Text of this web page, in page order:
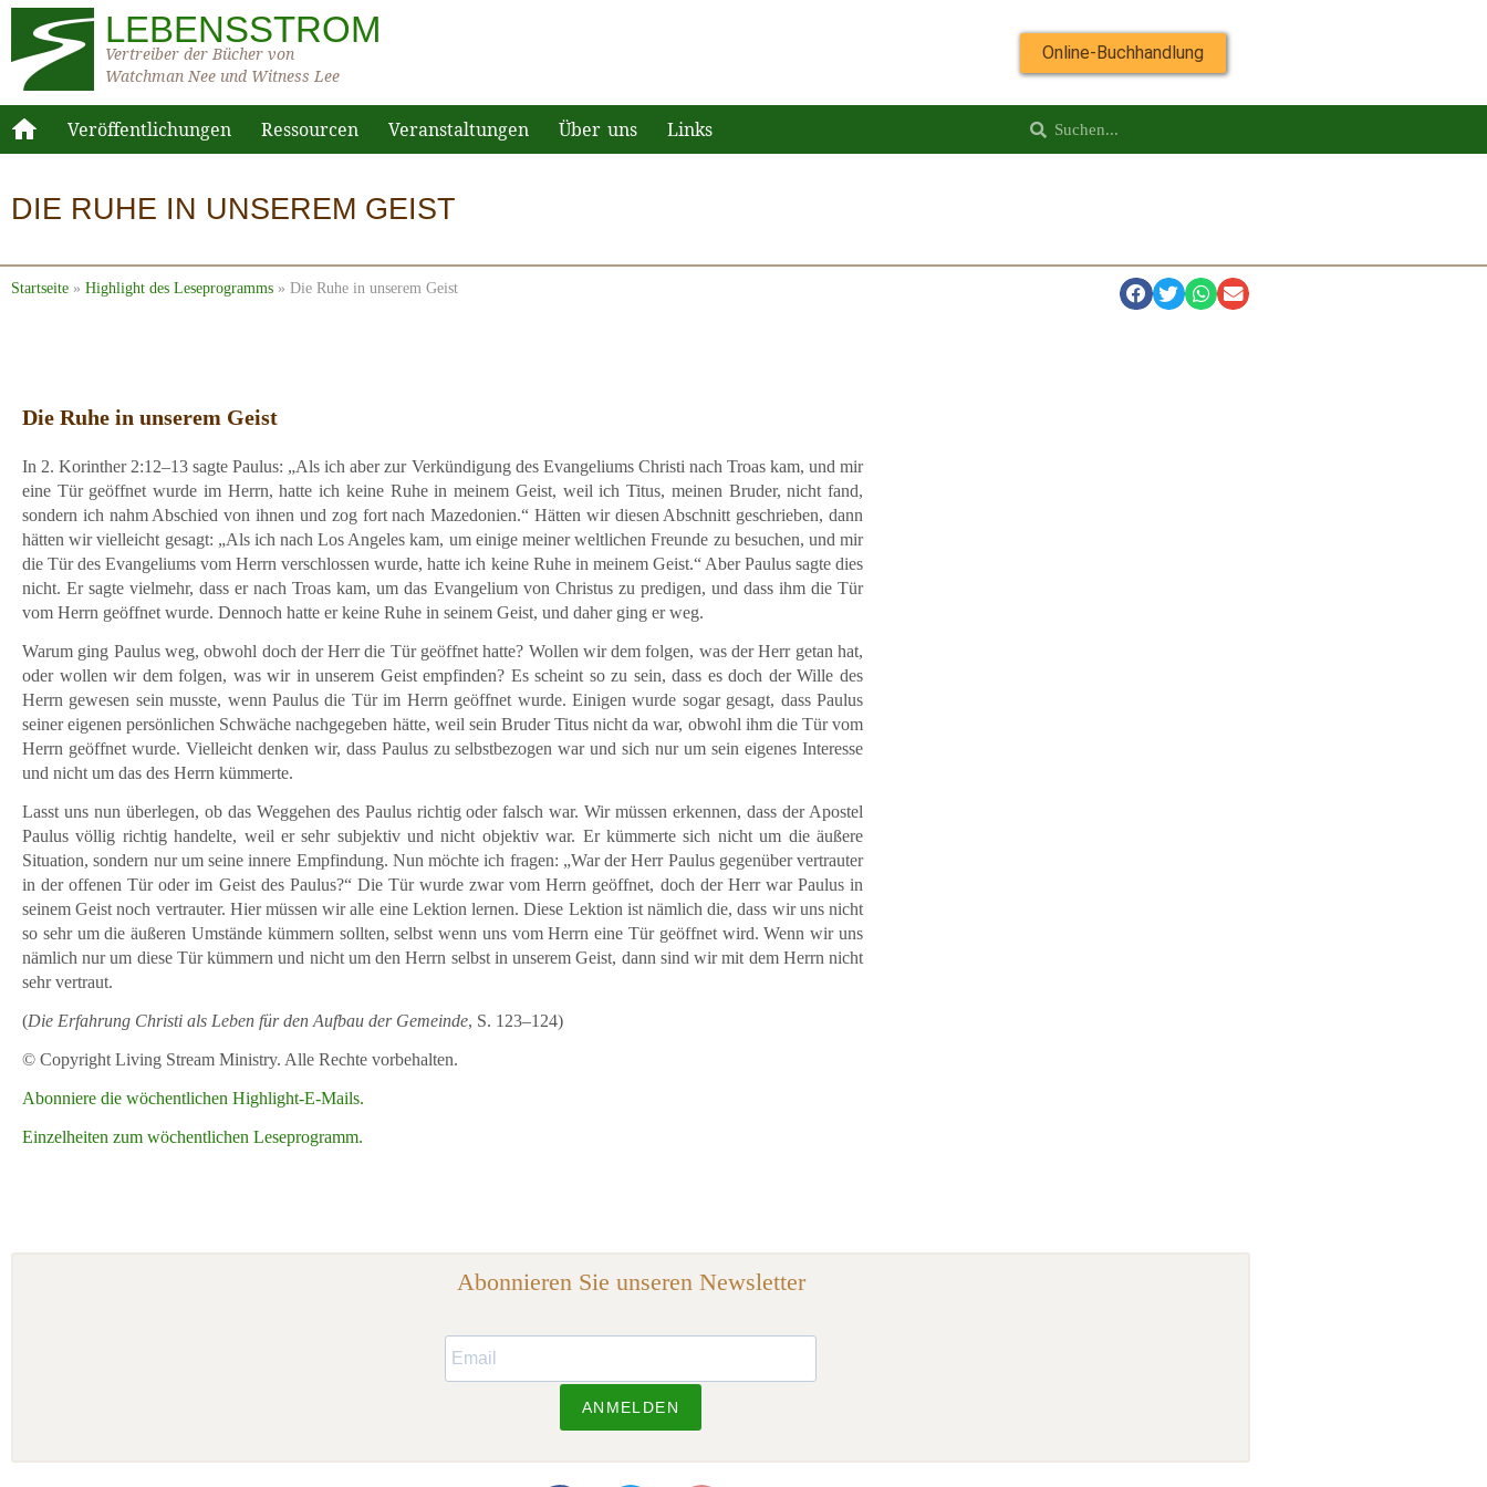
LEBENSSTROM
Vertreiber der Bücher von
Watchman Nee und Witness Lee
Online-Buchhandlung
Veröffentlichungen Ressourcen Veranstaltungen Über uns Links
DIE RUHE IN UNSEREM GEIST
Startseite » Highlight des Leseprogramms » Die Ruhe in unserem Geist
Die Ruhe in unserem Geist
In 2. Korinther 2:12–13 sagte Paulus: „Als ich aber zur Verkündigung des Evangeliums Christi nach Troas kam, und mir
eine Tür geöffnet wurde im Herrn, hatte ich keine Ruhe in meinem Geist, weil ich Titus, meinen Bruder, nicht fand,
sondern ich nahm Abschied von ihnen und zog fort nach Mazedonien.“ Hätten wir diesen Abschnitt geschrieben, dann
hätten wir vielleicht gesagt: „Als ich nach Los Angeles kam, um einige meiner weltlichen Freunde zu besuchen, und mir
die Tür des Evangeliums vom Herrn verschlossen wurde, hatte ich keine Ruhe in meinem Geist.“ Aber Paulus sagte dies
nicht. Er sagte vielmehr, dass er nach Troas kam, um das Evangelium von Christus zu predigen, und dass ihm die Tür
vom Herrn geöffnet wurde. Dennoch hatte er keine Ruhe in seinem Geist, und daher ging er weg.
Warum ging Paulus weg, obwohl doch der Herr die Tür geöffnet hatte? Wollen wir dem folgen, was der Herr getan hat,
oder wollen wir dem folgen, was wir in unserem Geist empfinden? Es scheint so zu sein, dass es doch der Wille des
Herrn gewesen sein musste, wenn Paulus die Tür im Herrn geöffnet wurde. Einigen wurde sogar gesagt, dass Paulus
seiner eigenen persönlichen Schwäche nachgegeben hätte, weil sein Bruder Titus nicht da war, obwohl ihm die Tür vom
Herrn geöffnet wurde. Vielleicht denken wir, dass Paulus zu selbstbezogen war und sich nur um sein eigenes Interesse
und nicht um das des Herrn kümmerte.
Lasst uns nun überlegen, ob das Weggehen des Paulus richtig oder falsch war. Wir müssen erkennen, dass der Apostel
Paulus völlig richtig handelte, weil er sehr subjektiv und nicht objektiv war. Er kümmerte sich nicht um die äußere
Situation, sondern nur um seine innere Empfindung. Nun möchte ich fragen: „War der Herr Paulus gegenüber vertrauter
in der offenen Tür oder im Geist des Paulus?“ Die Tür wurde zwar vom Herrn geöffnet, doch der Herr war Paulus in
seinem Geist noch vertrauter. Hier müssen wir alle eine Lektion lernen. Diese Lektion ist nämlich die, dass wir uns nicht
so sehr um die äußeren Umstände kümmern sollten, selbst wenn uns vom Herrn eine Tür geöffnet wird. Wenn wir uns
nämlich nur um diese Tür kümmern und nicht um den Herrn selbst in unserem Geist, dann sind wir mit dem Herrn nicht
sehr vertraut.
(Die Erfahrung Christi als Leben für den Aufbau der Gemeinde, S. 123–124)
© Copyright Living Stream Ministry. Alle Rechte vorbehalten.
Abonniere die wöchentlichen Highlight-E-Mails.
Einzelheiten zum wöchentlichen Leseprogramm.
Abonnieren Sie unseren Newsletter
ANMELDEN